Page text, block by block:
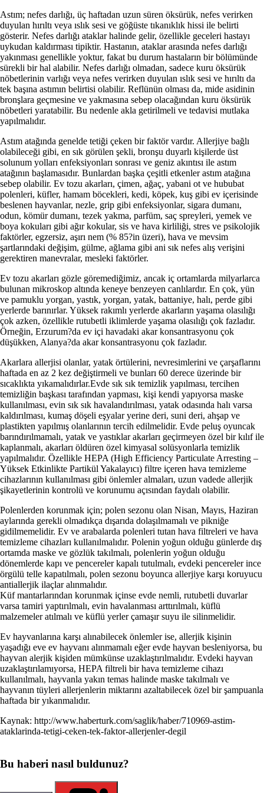
Astım; nefes darlığı, üç haftadan uzun süren öksürük, nefes verirken
duyulan hırıltı veya ıslık sesi ve göğüste tıkanıklık hissi ile belirti
gösterir. Nefes darlığı ataklar halinde gelir, özellikle geceleri hastayı
uykudan kaldırması tipiktir. Hastanın, ataklar arasında nefes darlığı
yakınması genellikle yoktur, fakat bu durum hastaların bir bölümünde
sürekli bir hal alabilir. Nefes darlığı olmadan, sadece kuru öksürük
nöbetlerinin varlığı veya nefes verirken duyulan ıslık sesi ve hırıltı da
tek başına astımın belirtisi olabilir. Reflünün olması da, mide asidinin
bronşlara geçmesine ve yakmasına sebep olacağından kuru öksürük
nöbetleri yaratabilir. Bu nedenle akla getirilmeli ve tedavisi mutlaka
yapılmalıdır.
Astım atağında genelde tetiği çeken bir faktör vardır. Allerjiye bağlı
olabileceği gibi, en sık görülen şekli, bronşu duyarlı kişilerde üst
solunum yolları enfeksiyonları sonrası ve geniz akıntısı ile astım
atağının başlamasıdır. Bunlardan başka çeşitli etkenler astım atağına
sebep olabilir. Ev tozu akarları, çimen, ağaç, yabani ot ve hububat
polenleri, küfler, hamam böcekleri, kedi, köpek, kuş gibi ev içerisinde
beslenen hayvanlar, nezle, grip gibi enfeksiyonlar, sigara dumanı,
odun, kömür dumanı, tezek yakma, parfüm, saç spreyleri, yemek ve
boya kokuları gibi ağır kokular, sis ve hava kirliliği, stres ve psikolojik
faktörler, egzersiz, aşırı nem (% 85?in üzeri), hava ve mevsim
şartlarındaki değişim, gülme, ağlama gibi ani sık nefes alış verişini
gerektiren manevralar, mesleki faktörler.
Ev tozu akarları gözle göremediğimiz, ancak iç ortamlarda milyarlarca
bulunan mikroskop altında keneye benzeyen canlılardır. En çok, yün
ve pamuklu yorgan, yastık, yorgan, yatak, battaniye, halı, perde gibi
yerlerde barınırlar. Yüksek rakımlı yerlerde akarların yaşama olasılığı
çok azken, özellikle rutubetli iklimlerde yaşama olasılığı çok fazladır.
Örneğin, Erzurum?da ev içi havadaki akar konsantrasyonu çok
düşükken, Alanya?da akar konsantrasyonu çok fazladır.
Akarlara allerjisi olanlar, yatak örtülerini, nevresimlerini ve çarşaflarını
haftada en az 2 kez değiştirmeli ve bunları 60 derece üzerinde bir
sıcaklıkta yıkamalıdırlar.Evde sık sık temizlik yapılması, tercihen
temizliğin başkası tarafından yapması, kişi kendi yapıyorsa maske
kullanılması, evin sık sık havalandırılması, yatak odasında halı varsa
kaldırılması, kumaş döşeli eşyalar yerine deri, suni deri, ahşap ve
plastikten yapılmış olanlarının tercih edilmelidir. Evde peluş oyuncak
barındırılmamalı, yatak ve yastıklar akarları geçirmeyen özel bir kılıf ile
kaplanmalı, akarları öldüren özel kimyasal solüsyonlarla temizlik
yapılmalıdır. Özellikle HEPA (High Efficiency Particulate Arresting –
Yüksek Etkinlikte Partikül Yakalayıcı) filtre içeren hava temizleme
cihazlarının kullanılması gibi önlemler almaları, uzun vadede allerjik
şikayetlerinin kontrolü ve korunumu açısından faydalı olabilir.
Polenlerden korunmak için; polen sezonu olan Nisan, Mayıs, Haziran
aylarında gerekli olmadıkça dışarıda dolaşılmamalı ve pikniğe
gidilmemelidir. Ev ve arabalarda polenleri tutan hava filtreleri ve hava
temizleme cihazları kullanılmalıdır. Polenin yoğun olduğu günlerde dış
ortamda maske ve gözlük takılmalı, polenlerin yoğun olduğu
dönemlerde kapı ve pencereler kapalı tutulmalı, evdeki pencereler ince
örgülü telle kapatılmalı, polen sezonu boyunca allerjiye karşı koruyucu
antiallerjik ilaçlar alınmalıdır.
Küf mantarlarından korunmak içinse evde nemli, rutubetli duvarlar
varsa tamiri yaptırılmalı, evin havalanması arttırılmalı, küflü
malzemeler atılmalı ve küflü yerler çamaşır suyu ile silinmelidir.
Ev hayvanlarına karşı alınabilecek önlemler ise, allerjik kişinin
yaşadığı eve ev hayvanı alınmamalı eğer evde hayvan besleniyorsa, bu
hayvan alerjik kişiden mümkünse uzaklaştırılmalıdır. Evdeki hayvan
uzaklaştırılamıyorsa, HEPA filtreli bir hava temizleme cihazı
kullanılmalı, hayvanla yakın temas halinde maske takılmalı ve
hayvanın tüyleri allerjenlerin miktarını azaltabilecek özel bir şampuanla
haftada bir yıkanmalıdır.
Kaynak: http://www.haberturk.com/saglik/haber/710969-astim-
ataklarinda-tetigi-ceken-tek-faktor-allerjenler-degil
Bu haberi nasıl buldunuz?